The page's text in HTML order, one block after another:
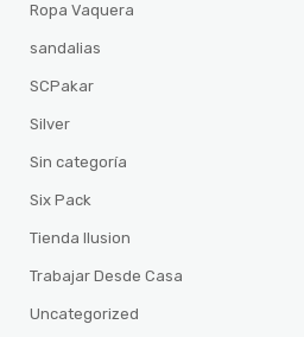
Ropa Vaquera
sandalias
SCPakar
Silver
Sin categoría
Six Pack
Tienda Ilusion
Trabajar Desde Casa
Uncategorized